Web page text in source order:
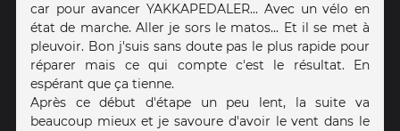
car pour avancer YAKKAPEDALER... Avec un vélo en
état de marche. Aller je sors le matos... Et il se met à
pleuvoir. Bon j'suis sans doute pas le plus rapide pour
réparer mais ce qui compte c'est le résultat. En
espérant que ça tienne.
Après ce début d'étape un peu lent, la suite va
beaucoup mieux et je savoure d'avoir le vent dans le